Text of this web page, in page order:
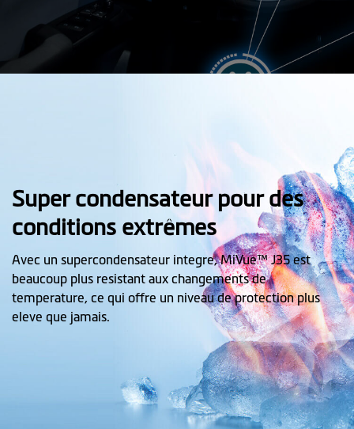
Super condensateur pour des
conditions extrêmes
Avec un supercondensateur integre, MiVue™ J35 est
beaucoup plus resistant aux changements de
temperature, ce qui offre un niveau de protection plus
eleve que jamais.